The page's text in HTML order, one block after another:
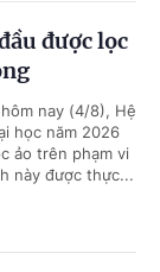
được lọc
nay (4/8), Hệ
học năm 2026
ảo trên phạm vi
này được thực...